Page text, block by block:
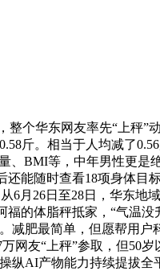
华东网友率先“上秤”
斤。相当于人均减了
、BMI等，中年男性更
能随时查看18项身体
6月26日至28日，华东
的体脂秤抵家，“气温
肥最简单，但愿帮用
网友“上秤”参取，但50
AI产物能力持续提拔